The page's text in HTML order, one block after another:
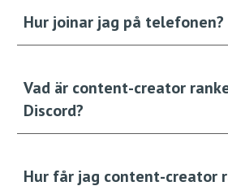
Hur joinar jag på telefonen?
Vad är content-creator
Discord?
Hur får jag content-creator